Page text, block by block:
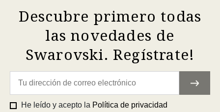
Descubre primero todas
las novedades de
Swarovski. Regístrate!
He leído y acepto la Política de privacidad